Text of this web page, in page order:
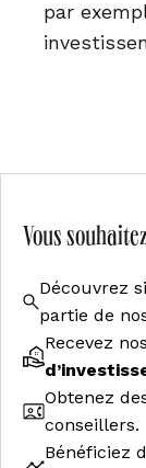
par
Vous
Découvrez
partie de
Recevez nos
Obtenez
conseillers.
Bénéficiez